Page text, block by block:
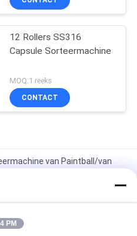
12 Rollers SS316
Capsule Sorteermachine
MOQ:1 reeks
CONTACT
van Paintball/van
200000 van de Roestvrij
Zachte
PM